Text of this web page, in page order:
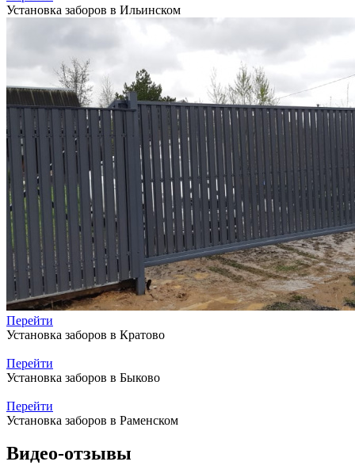
Установка заборов в Ильинском
Перейти
Установка заборов в Кратово
Перейти
Установка заборов в Быково
Перейти
Установка заборов в Раменском
Видео-отзывы